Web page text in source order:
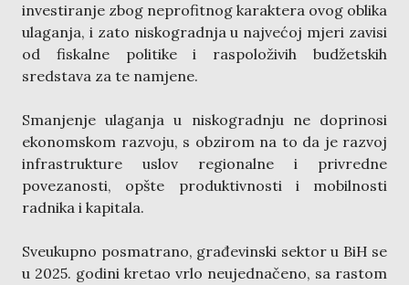
investiranje zbog neprofitnog karaktera ovog oblika
ulaganja, i zato niskogradnja u najvećoj mjeri zavisi
od fiskalne politike i raspoloživih budžetskih
sredstava za te namjene.
Smanjenje ulaganja u niskogradnju ne doprinosi
ekonomskom razvoju, s obzirom na to da je razvoj
infrastrukture uslov regionalne i privredne
povezanosti, opšte produktivnosti i mobilnosti
radnika i kapitala.
Sveukupno posmatrano, građevinski sektor u BiH se
u 2025. godini kretao vrlo neujednačeno, sa rastom